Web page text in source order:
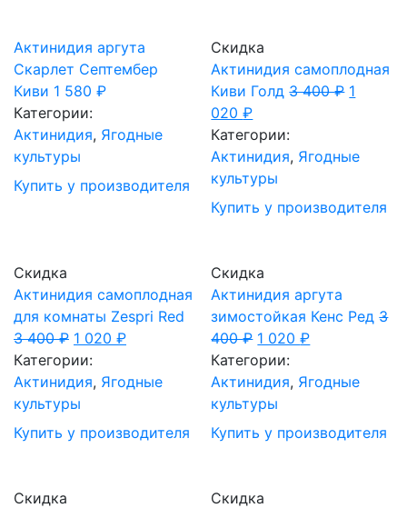
Актинидия аргута
Скарлет Септембер
Киви 1 580 ₽
Категории:
Актинидия, Ягодные
культуры
Купить у производителя
Скидка
Актинидия самоплодная
Киви Голд 3 400₽ 1
020₽
Категории:
Актинидия, Ягодные
культуры
Купить у производителя
Скидка
Актинидия самоплодная
для комнаты Zespri Red
3 400₽ 1 020 ₽
Категории:
Актинидия, Ягодные
культуры
Купить у производителя
Скидка
Актинидия аргута
зимостойкая Кенс Ред 3
400₽ 1 020₽
Категории:
Актинидия, Ягодные
культуры
Купить у производителя
Скидка
Скидка